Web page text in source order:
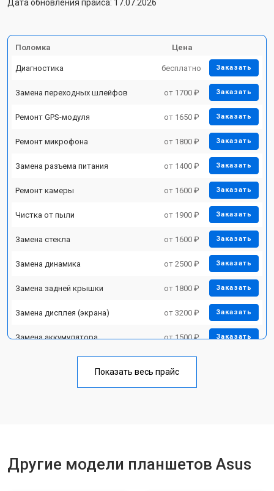
Дата обновления прайса: 17.07.2026
Поломка Цена
Диагностика бесплатно Заказать
Замена переходных шлейфов от 1700 ₽ Заказать
Ремонт GPS-модуля от 1650 ₽ Заказать
Ремонт микрофона от 1800 ₽ Заказать
Замена разъема питания от 1400 ₽ Заказать
Ремонт камеры от 1600 ₽ Заказать
Чистка от пыли от 1900 ₽ Заказать
Замена стекла от 1600 ₽ Заказать
Замена динамика от 2500 ₽ Заказать
Замена задней крышки от 1800 ₽ Заказать
Замена дисплея (экрана) от 3200 ₽ Заказать
Замена аккумулятора от 1500 ₽ Заказать
Замена материнской платы от 3200 ₽
Показать весь прайс
Другие модели планшетов Asus